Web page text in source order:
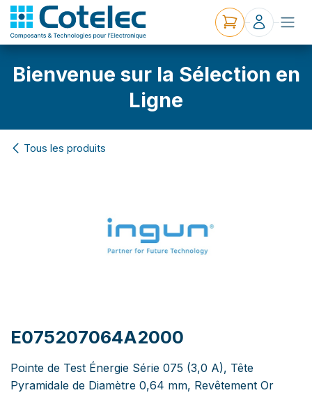
Bienvenue sur la Sélection en
Ligne
Tous les produits
E075207064A2000
Pointe de Test Énergie Série 075 (3,0 A), Tête
Pyramidale de Diamètre 0,64 mm, Revêtement Or